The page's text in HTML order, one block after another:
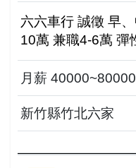
六六車行 誠徵 早、中、晚班 靠行司機 正職8-
10萬 兼職4-6萬 彈性上班 不分時段 熟竹北六家
地區
月薪 40000~80000
新竹縣竹北六家